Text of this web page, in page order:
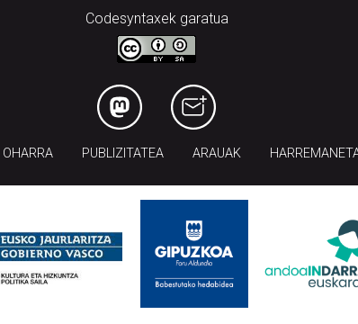
Codesyntaxek garatua
OHARRA PUBLIZITATEA ARAUAK